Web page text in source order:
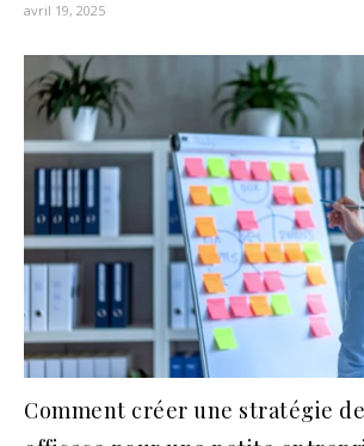
avril 19, 2025
Comment créer une stratégie